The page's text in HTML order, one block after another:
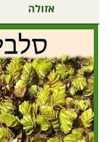
אזולה